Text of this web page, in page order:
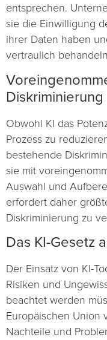
entsprechen.
sie die Einwilligung
ihrer Daten haben
vertraulich
Diskriminierung
Obwohl KI das
Prozess zu
bestehende
sie mit
Auswahl und
erfordert daher
Diskriminierung zu
Das KI-Gesetz
Der Einsatz von KI-
Risiken und
beachtet werden
Europäischen Union
Nachteile und